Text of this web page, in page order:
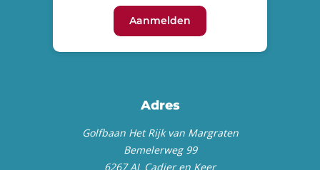
Aanmelden
Adres
Golfbaan Het Rijk van Margraten
Bemelerweg 99
6267 AL Cadier en Keer